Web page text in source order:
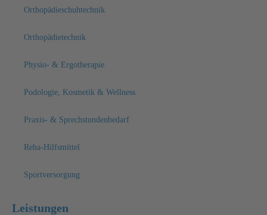
Orthopädieschuhtechnik
Orthopädietechnik
Physio- & Ergotherapie
Podologie, Kosmetik & Wellness
Praxis- & Sprechstundenbedarf
Reha-Hilfsmittel
Sportversorgung
Leistungen